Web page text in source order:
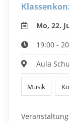
Mo, 22.
19:00 -
Aula
Musik